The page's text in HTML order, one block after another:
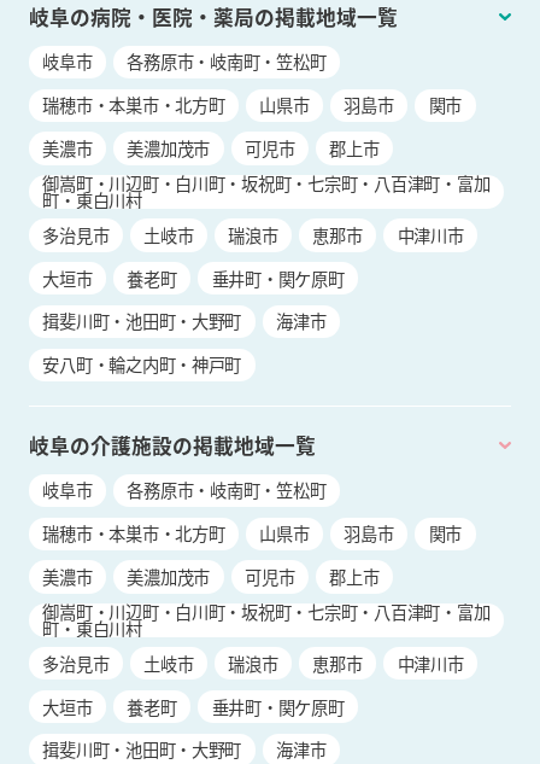
岐阜の病院・医院・薬局の掲載地域一覧
岐阜市
各務原市・岐南町・笠松町
瑞穂市・本巣市・北方町
山県市 羽島市
関市
美濃市
美濃加茂市 可児市
郡上市
御嵩町・川辺町・白川町・坂祝町・七宗町・八百津町・富加
町・東白川村
多治見市
土岐市 瑞浪市 恵那市
中津川市
大垣市
養老町
垂井町・関ケ原町
揖斐川町・池田町・大野町
海津市
安八町・輪之内町・神戸町
岐阜の介護施設の掲載地域一覧
岐阜市
各務原市・岐南町・笠松町
瑞穂市・本巣市・北方町
山県市 羽島市
関市
美濃市
美濃加茂市 可児市
郡上市
御嵩町・川辺町・白川町・坂祝町・七宗町・八百津町・富加
町・東白川村
多治見市
土岐市 瑞浪市 恵那市
中津川市
大垣市
養老町
垂井町・関ケ原町
揖斐川町・池田町・大野町
海津市